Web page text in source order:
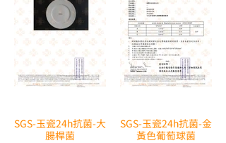
SGS-玉瓷24h抗菌-大
腸桿菌
SGS-玉瓷24h抗菌-金
黃色葡萄球菌